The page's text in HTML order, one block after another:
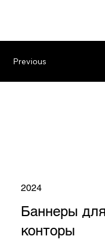
Previous
Баннеры
конторы
2024